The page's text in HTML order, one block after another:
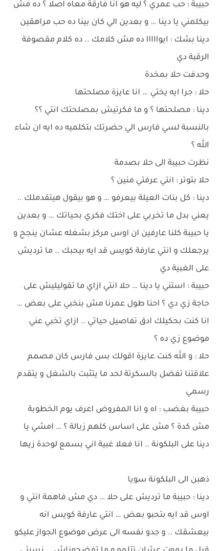
حبيبة : حب عمري ؟ ليه هو انا فارقة معاه اصلا ؟ ده مش
بيكلمني يا دينا … و بعدين الي كان بينا ده حب مراهقين
دينا بشك : ايوااااا ده مش كلامك .. ده كلام مقصوفة
الرقبة دي
وحدفت حلا بمخدة
حلا : جرا ايه يختي … انا عايزة مصلحتها
دينا : مصلحتها ؟ و ما فكرتيش بمصلحتك انتي ؟؟
بالنسبة لسي فارس الي حضرتك بتكلميه ده ايه ان شاء
الله ؟
نظرت حبيبة الى حلا بصدمة
حلا بتوتر : انتي عرفتي منين ؟
دينا : كل بنات العيلة بيعرفو … و هو بيقول هيتقدملك ..
يعني بدل ما تخربي على اختك فكري بحياتك … و بعدين
يا حبيبة كلنا عارفين ان اوس مركز بشغله عشان ينجح و
يرجعلك و انتي عارفة كويس قد ايه بيحبك .. ما ترديش
على الغبية دي
حبيبة : استني يا دينا … حلا انتي ازاي ما تقوليليش على
حاجة زي دي ؟ احنا طول عمرنا مش بنخبي على بعض …
انا كنت بحكيلك ادق تفاصيل حياتي .. ازاي تخبي عني
موضوع زي ده ؟
حلا : و الله كنت عايزة اقولك بس فارس كان مصمم
علاقتنا تفضل بالسكرتة لحد ما يتثبت بالشغل و يتقدم
رسمي
حبيبة بغضب : اه و انا المفروض اعرف يوم الخطوبة
مش كدة ؟ مش على اساس كلهم زبالة ؟ … امشي يا
دينا على البلكونة .. انا فعلا غبية اني بسمع لوحدة زيها
ذهبن الى البلكونة سويا
دينا : حبيبة ما ترديش على حلا … دي مش فاهمة انتي و
اوس قد ايه بتحبو بعض … انتي عارفة كويس انه
بيعشقك .. و جدو نفسه الى عرض موضوع الجواز عليكو